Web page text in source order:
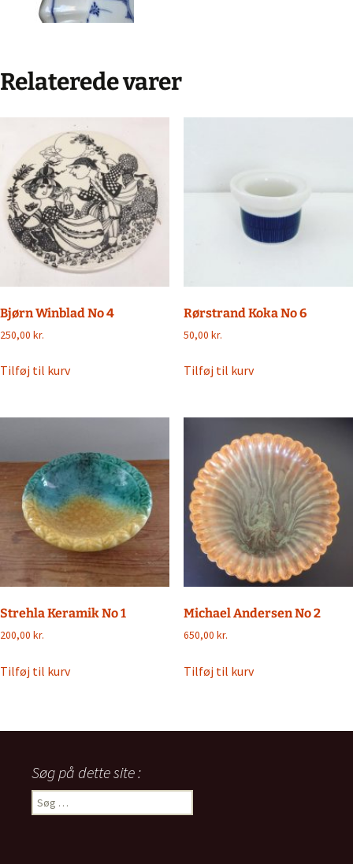
Relaterede varer
Bjørn Winblad No 4
250,00 kr.
Tilføj til kurv
Rørstrand Koka No 6
50,00 kr.
Tilføj til kurv
Strehla Keramik No 1
200,00 kr.
Tilføj til kurv
Michael Andersen No 2
650,00 kr.
Tilføj til kurv
Søg på dette site :
Søg
efter: